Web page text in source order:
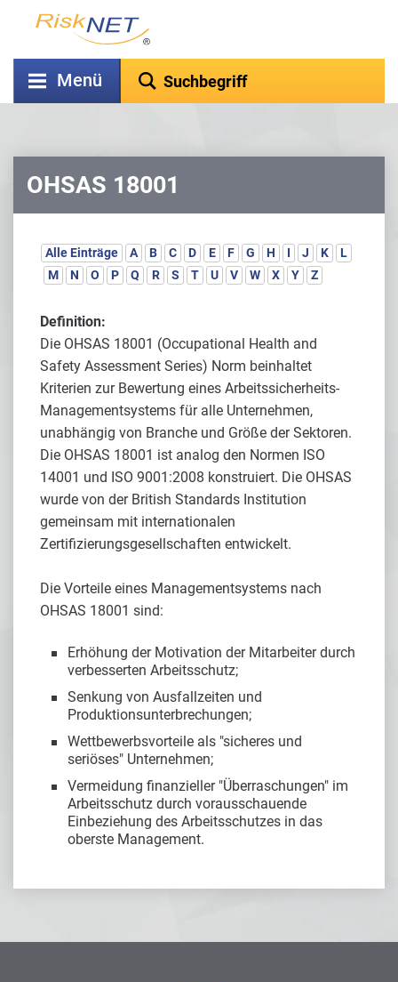
Menü
OHSAS 18001
Alle Einträge A B C D E F G H I J K
L
M
N O P Q R S T U V W X Y Z
Definition:
Die OHSAS 18001 (Occupational Health and
Safety Assessment Series) Norm beinhaltet
Kriterien zur Bewertung eines Arbeitssicherheits-
Managementsystems für alle Unternehmen,
unabhängig von Branche und Größe der Sektoren.
Die OHSAS 18001 ist analog den Normen ISO
14001 und ISO 9001:2008 konstruiert. Die OHSAS
wurde von der British Standards Institution
gemeinsam mit internationalen
Zertifizierungsgesellschaften entwickelt.
Die Vorteile eines Managementsystems nach
OHSAS 18001 sind:
Erhöhung der Motivation der Mitarbeiter durch
verbesserten Arbeitsschutz;
Senkung von Ausfallzeiten und
Produktionsunterbrechungen;
Wettbewerbsvorteile als "sicheres und
seriöses" Unternehmen;
Vermeidung finanzieller "Überraschungen" im
Arbeitsschutz durch vorausschauende
Einbeziehung des Arbeitsschutzes in das
oberste Management.